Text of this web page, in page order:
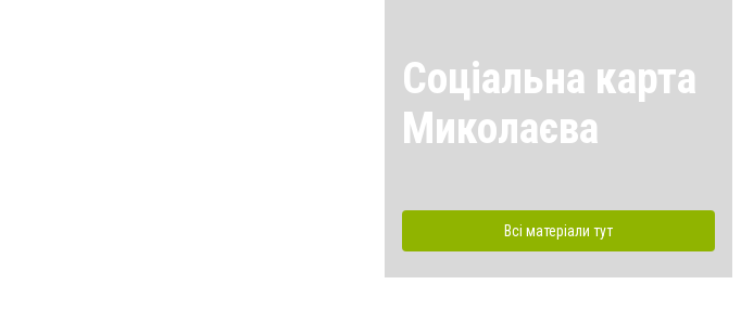
Соціальна карта
Миколаєва
Всі матеріали тут